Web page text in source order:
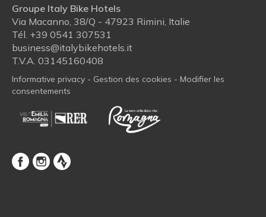
Groupe Italy Bike Hotels
Via Macanno, 38/Q - 47923 Rimini, Italie
Tél. +39 0541 307531
business@italybikehotels.it
T.V.A. 03145160408
Informative privacy - Gestion des cookies - Modifier les
consentements